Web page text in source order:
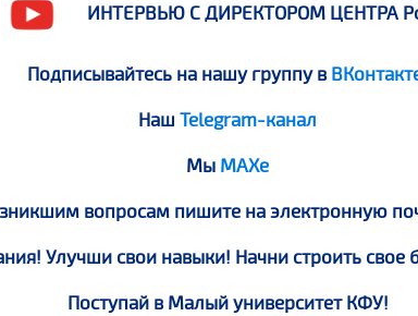
ИНТЕРВЬЮ С ДИРЕКТОРОМ ЦЕНТРА
Подписывайтесь на нашу группу в
Наш Telegram-канал
Мы MAXe
вопросам пишите на электронную
Улучши свои навыки! Начни строить свое
Поступай в Малый университет КФУ!